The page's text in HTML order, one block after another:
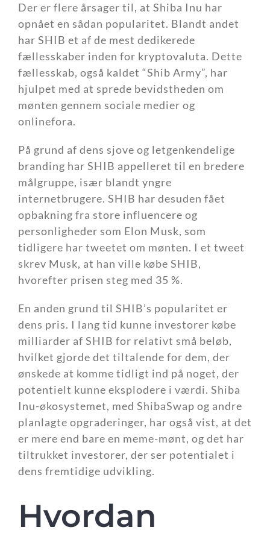
Der er flere årsager til, at Shiba Inu har
opnået en sådan popularitet. Blandt andet
har SHIB et af de mest dedikerede
fællesskaber inden for kryptovaluta. Dette
fællesskab, også kaldet “Shib Army”, har
hjulpet med at sprede bevidstheden om
mønten gennem sociale medier og
onlinefora.
På grund af dens sjove og letgenkendelige
branding har SHIB appelleret til en bredere
målgruppe, især blandt yngre
internetbrugere. SHIB har desuden fået
opbakning fra store influencere og
personligheder som Elon Musk, som
tidligere har tweetet om mønten. I et tweet
skrev Musk, at han ville købe SHIB,
hvorefter prisen steg med 35 %.
En anden grund til SHIB’s popularitet er
dens pris. I lang tid kunne investorer købe
milliarder af SHIB for relativt små beløb,
hvilket gjorde det tiltalende for dem, der
ønskede at komme tidligt ind på noget, der
potentielt kunne eksplodere i værdi. Shiba
Inu-økosystemet, med ShibaSwap og andre
planlagte opgraderinger, har også vist, at det
er mere end bare en meme-mønt, og det har
tiltrukket investorer, der ser potentialet i
dens fremtidige udvikling.
Hvordan